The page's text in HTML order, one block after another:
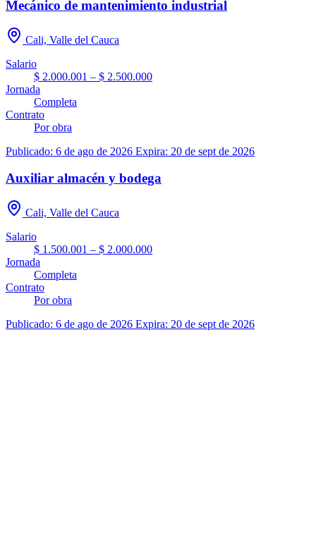
Mecánico de mantenimiento industrial
Cali, Valle del Cauca
Salario
$ 2.000.001 – $ 2.500.000
Jornada
Completa
Contrato
Por obra
Publicado: 6 de ago de 2026 Expira: 20 de sept de 2026
Auxiliar almacén y bodega
Cali, Valle del Cauca
Salario
$ 1.500.001 – $ 2.000.000
Jornada
Completa
Contrato
Por obra
Publicado: 6 de ago de 2026 Expira: 20 de sept de 2026